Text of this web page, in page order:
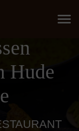
Hude